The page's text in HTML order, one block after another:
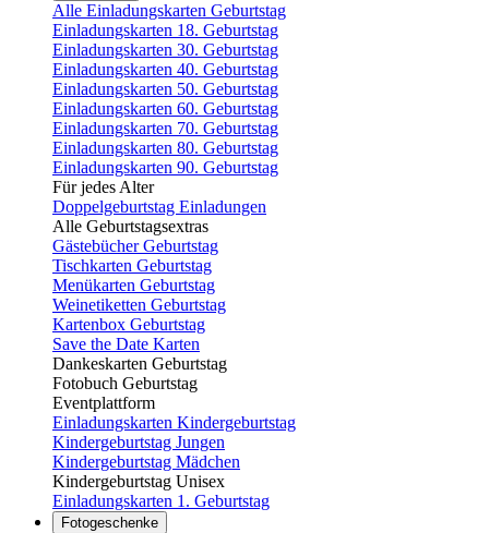
Alle Einladungskarten Geburtstag
Einladungskarten 18. Geburtstag
Einladungskarten 30. Geburtstag
Einladungskarten 40. Geburtstag
Einladungskarten 50. Geburtstag
Einladungskarten 60. Geburtstag
Einladungskarten 70. Geburtstag
Einladungskarten 80. Geburtstag
Einladungskarten 90. Geburtstag
Für jedes Alter
Doppelgeburtstag Einladungen
Alle Geburtstagsextras
Gästebücher Geburtstag
Tischkarten Geburtstag
Menükarten Geburtstag
Weinetiketten Geburtstag
Kartenbox Geburtstag
Save the Date Karten
Dankeskarten Geburtstag
Fotobuch Geburtstag
Eventplattform
Einladungskarten Kindergeburtstag
Kindergeburtstag Jungen
Kindergeburtstag Mädchen
Kindergeburtstag Unisex
Einladungskarten 1. Geburtstag
Fotogeschenke